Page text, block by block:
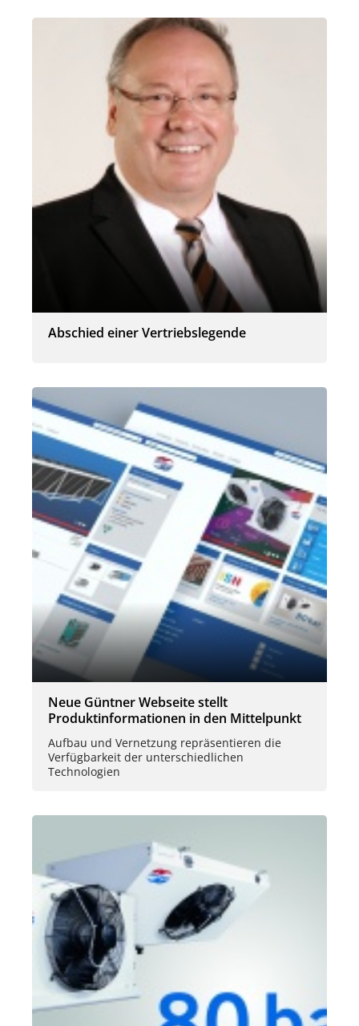
Abschied einer Vertriebslegende
Neue Güntner Webseite stellt
Produktinformationen in den Mittelpunkt
Aufbau und Vernetzung repräsentieren die
Verfügbarkeit der unterschiedlichen
Technologien